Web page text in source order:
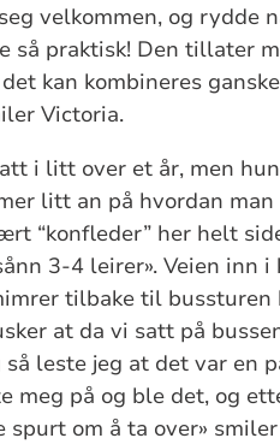
velkommen, og rydde
så praktisk! Den tillater
kan kombineres
Victoria.
i litt over et år, men
litt an på hvordan man
“konfleder” her helt
3-4 leirer». Veien inn
tilbake til bussturen
at da vi satt på
leste jeg at det var en
meg på og ble det, og
spurt om å ta over»